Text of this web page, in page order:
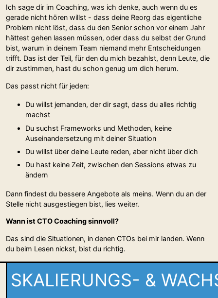
Ich sage dir im Coaching, was ich denke, auch wenn du es
gerade nicht hören willst - dass deine Reorg das eigentliche
Problem nicht löst, dass du den Senior schon vor einem Jahr
hättest gehen lassen müssen, oder dass du selbst der Grund
bist, warum in deinem Team niemand mehr Entscheidungen
trifft. Das ist der Teil, für den du mich bezahlst, denn Leute, die
dir zustimmen, hast du schon genug um dich herum.
Das passt nicht für jeden:
Du willst jemanden, der dir sagt, dass du alles richtig
machst
Du suchst Frameworks und Methoden, keine
Auseinandersetzung mit deiner Situation
Du willst über deine Leute reden, aber nicht über dich
Du hast keine Zeit, zwischen den Sessions etwas zu
ändern
Dann findest du bessere Angebote als meins. Wenn du an der
Stelle nicht ausgestiegen bist, lies weiter.
Wann ist CTO Coaching sinnvoll?
Das sind die Situationen, in denen CTOs bei mir landen. Wenn
du beim Lesen nickst, bist du richtig.
SKALIERUNGS- &